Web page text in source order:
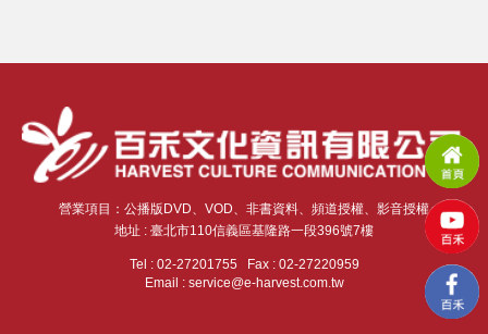
營業項目：公播版DVD、VOD、非書資料、頻道授權、影音授權
地址 : 臺北市110信義區基隆路一段396號7樓
Tel : 02-27201755 Fax : 02-27220959
Email : service@e-harvest.com.tw